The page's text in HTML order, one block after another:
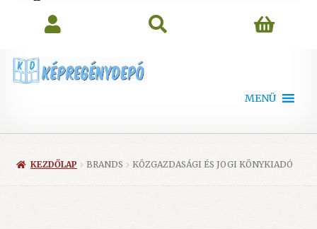
MENÜ
KEZDŐLAP BRANDS KÖZGAZDASÁGI ÉS JOGI KÖNYKIADÓ